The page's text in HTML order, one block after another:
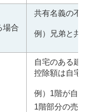
場合
共有名義の不
例）兄弟と共
自宅のある建
控除額は自宅
例）1階が自
1階部分の売